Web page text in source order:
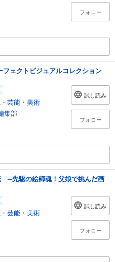
フォロー
フェクトビジュアルコレクション
芸能・美術
集部
試し読み
フォロー
─先駆の絵師魂！父娘で挑んだ画
芸能・美術
試し読み
フォロー